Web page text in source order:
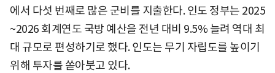
에서 다섯 번째로 많은 군비를 지출한다. 인도 정부는 2025
~2026 회계연도 국방 예산을 전년 대비 9.5% 늘려 역대 최
대 규모로 편성하기로 했다. 인도는 무기 자립도를 높이기
위해 투자를 쏟아붓고 있다.